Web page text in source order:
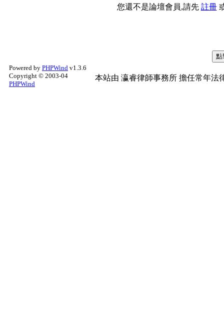
您還不是論壇會員,請先 註冊
Powered by PHPWind v1.3.6
Copyright © 2003-04
PHPWind
本站由 瀛睿律師事務所 擔任常年法